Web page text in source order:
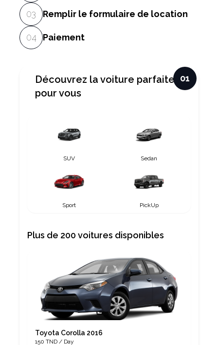
03 Remplir le formulaire de location
04 Paiement
01
Découvrez la voiture parfaite
pour vous
SUV Sedan
Sport PickUp
Plus de 200 voitures disponibles
Toyota Corolla 2016
150 TND / Day